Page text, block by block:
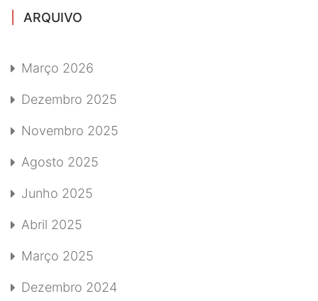
ARQUIVO
Março 2026
Dezembro 2025
Novembro 2025
Agosto 2025
Junho 2025
Abril 2025
Março 2025
Dezembro 2024